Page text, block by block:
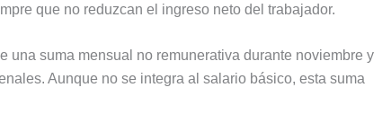
que no reduzcan el ingreso neto del trabajador.
una suma mensual no remunerativa durante noviembre y
Aunque no se integra al salario básico, esta suma